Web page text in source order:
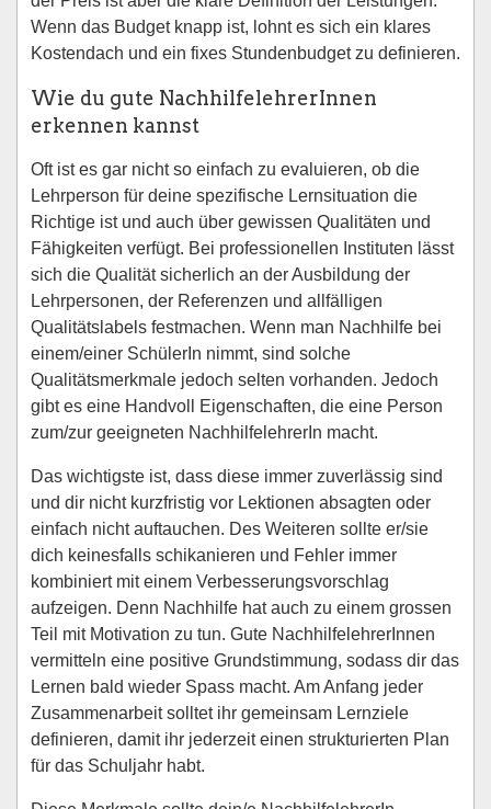
Wenn das Budget knapp ist, lohnt es sich ein klares
Kostendach und ein fixes Stundenbudget zu definieren.
Wie du gute NachhilfelehrerInnen
erkennen kannst
Oft ist es gar nicht so einfach zu evaluieren, ob die
Lehrperson für deine spezifische Lernsituation die
Richtige ist und auch über gewissen Qualitäten und
Fähigkeiten verfügt. Bei professionellen Instituten lässt
sich die Qualität sicherlich an der Ausbildung der
Lehrpersonen, der Referenzen und allfälligen
Qualitätslabels festmachen. Wenn man Nachhilfe bei
einem/einer SchülerIn nimmt, sind solche
Qualitätsmerkmale jedoch selten vorhanden. Jedoch
gibt es eine Handvoll Eigenschaften, die eine Person
zum/zur geeigneten NachhilfelehrerIn macht.
Das wichtigste ist, dass diese immer zuverlässig sind
und dir nicht kurzfristig vor Lektionen absagten oder
einfach nicht auftauchen. Des Weiteren sollte er/sie
dich keinesfalls schikanieren und Fehler immer
kombiniert mit einem Verbesserungsvorschlag
aufzeigen. Denn Nachhilfe hat auch zu einem grossen
Teil mit Motivation zu tun. Gute NachhilfelehrerInnen
vermitteln eine positive Grundstimmung, sodass dir das
Lernen bald wieder Spass macht. Am Anfang jeder
Zusammenarbeit solltet ihr gemeinsam Lernziele
definieren, damit ihr jederzeit einen strukturierten Plan
für das Schuljahr habt.